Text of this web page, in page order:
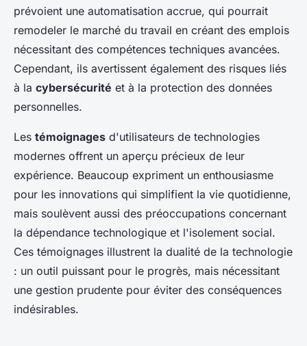
prévoient une automatisation accrue, qui pourrait
remodeler le marché du travail en créant des emplois
nécessitant des compétences techniques avancées.
Cependant, ils avertissent également des risques liés
à la cybersécurité et à la protection des données
personnelles.
Les témoignages d'utilisateurs de technologies
modernes offrent un aperçu précieux de leur
expérience. Beaucoup expriment un enthousiasme
pour les innovations qui simplifient la vie quotidienne,
mais soulèvent aussi des préoccupations concernant
la dépendance technologique et l'isolement social.
Ces témoignages illustrent la dualité de la technologie
: un outil puissant pour le progrès, mais nécessitant
une gestion prudente pour éviter des conséquences
indésirables.